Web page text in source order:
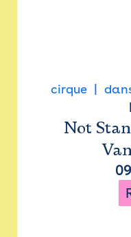
cirque
Not
09